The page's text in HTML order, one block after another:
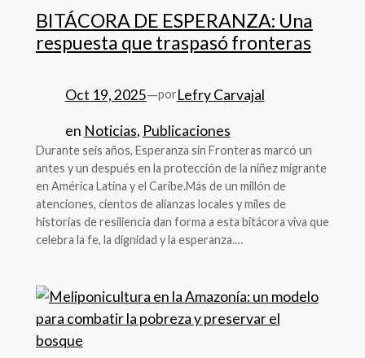
BITÁCORA DE ESPERANZA: Una
respuesta que traspasó fronteras
Oct 19, 2025—porLefry Carvajal
en Noticias, Publicaciones
Durante seis años, Esperanza sin Fronteras marcó un
antes y un después en la protección de la niñez migrante
en América Latina y el Caribe.Más de un millón de
atenciones, cientos de alianzas locales y miles de
historias de resiliencia dan forma a esta bitácora viva que
celebra la fe, la dignidad y la esperanza.…